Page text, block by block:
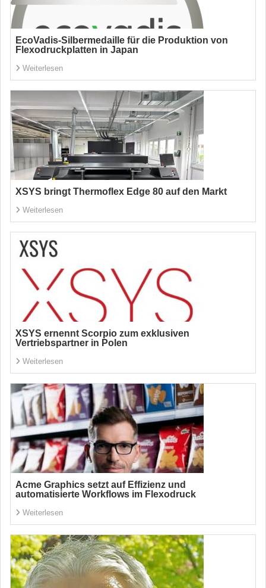
EcoVadis-Silbermedaille für die Produktion von
Flexodruckplatten in Japan
Weiterlesen
XSYS bringt Thermoflex Edge 80 auf den Markt
Weiterlesen
XSYS ernennt Scorpio zum exklusiven
Vertriebspartner in Polen
Weiterlesen
Acme Graphics setzt auf Effizienz und
automatisierte Workflows im Flexodruck
Weiterlesen